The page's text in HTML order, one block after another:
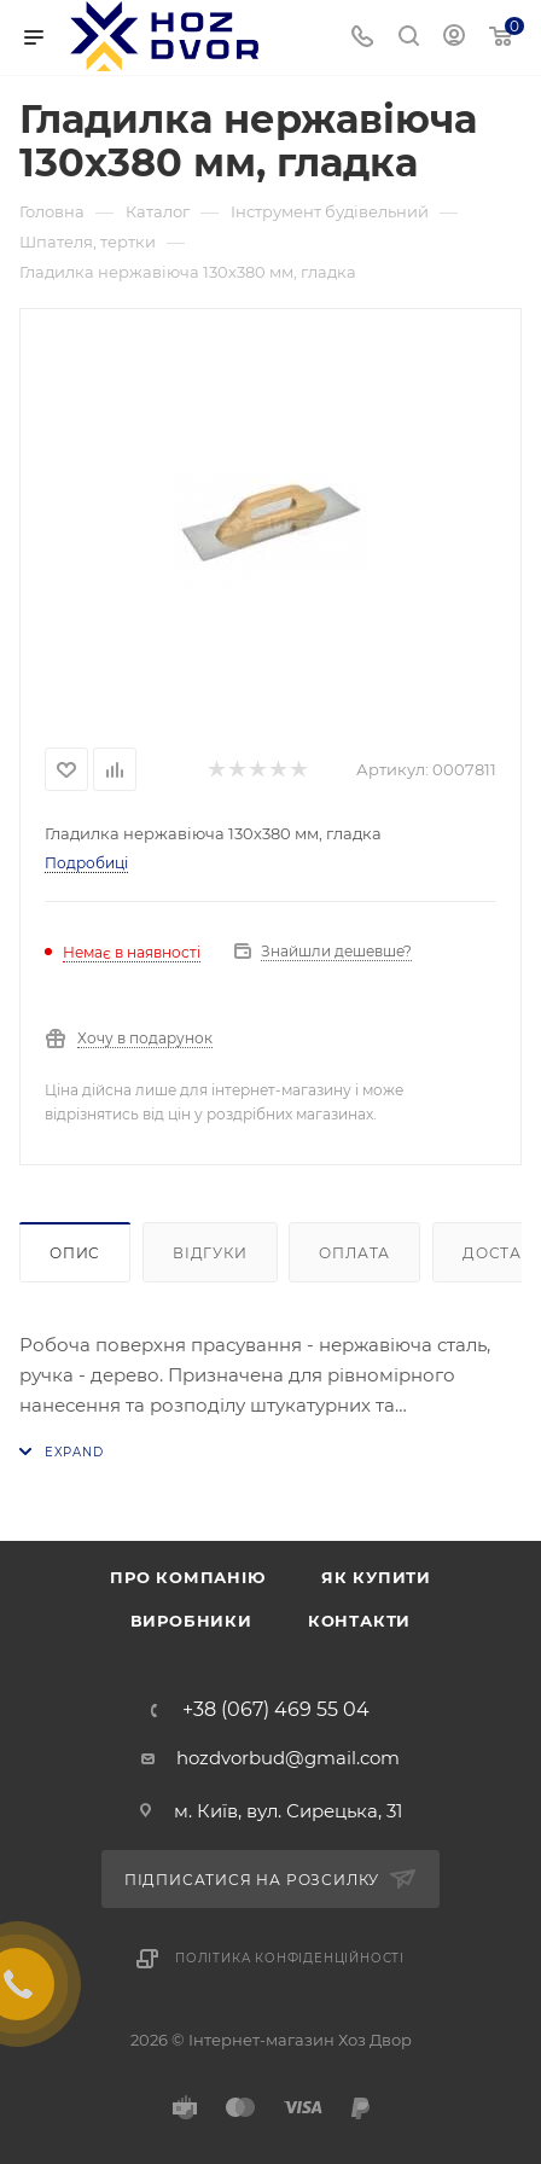
0
Гладилка нержавіюча
130х380 мм, гладка
Головна — Каталог — Інструмент будівельний —
Шпателя, тертки —
Гладилка нержавіюча 130х380 мм, гладка
Артикул: 0007811
Гладилка нержавіюча 130х380 мм, гладка
Подробиці
Немає в наявності Знайшли дешевше?
Хочу в подарунок
Ціна дійсна лише для інтернет-магазину і може
відрізнятись від цін у роздрібних магазинах.
ОПИС ВІДГУКИ ОПЛАТА
Робоча поверхня прасування - нержавіюча сталь,
ручка - дерево. Призначена для рівномірного
нанесення та розподілу штукатурних та
ПРО КОМПАНІЮ ЯК КУПИТИ
ВИРОБНИКИ КОНТАКТИ
+38 (067) 469 55 04
hozdvorbud@gmail.com
м. Київ, вул. Сирецька, 31
ПІДПИСАТИСЯ НА РОЗСИЛКУ
ПОЛІТИКА КОНФІДЕНЦІЙНОСТІ
2026 © Інтернет-магазин Хоз Двор